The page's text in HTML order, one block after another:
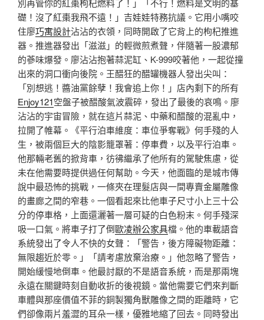
別再管你的紅棗枸杞燃料了！」「不行！燃料是文明的基
礎！沒了紅棗我飛不遠！」吉娃娃特務抗議。它用小嘴咬
住廖巧寓設計沾沾的衣領，同時開啟了它背上的枸杞推進
器。推進器發出「滋滋」的輕微煎煮聲，伴隨著一股濃郁
的蔘味爆發。廖沾沾抱著蒜泥缸、K-999咬著他，一起從撞
出來的洞口衝向後院。王醋狂的醋罐機器人發出尖叫：
「別想逃！醬油黨餘孽！我會追上你！」店內剩下的所有
Enjoy121空盤子被醋酸氣波震碎，發出了最後的哀鳴。廖
沾沾的宇宙冒險，就在這片蒜泥、中藥和醋酸的混亂中，
拉開了帷幕。《平行泊車維度：車位爭奪戰》何手殘的人
生，被兩個巨大的陰影籠罩著：停車費，以及平行泊車。
他那輛老舊的掀背車，彷彿繼承了他所有的駕駛焦慮，從
未在他需要時提供過任何幫助。今天，他面臨的是城市傳
說中最恐怖的挑戰，一條夾在理髮店與一間專賣金屬雕像
的畫廊之間的窄巷。一個看起來比他車子尺寸小上三十公
分的停車格，上面還灑著一層可疑的白色粉末。何手殘深
吸一口氣。將車子打了倒歐凌辦公家具檔。他的車載語音
系統發出了令人不快的女聲：「警告，後方障礙物距離：
無限趨近於零。」「請考慮放棄治療。」他忽略了警告，
開始緩慢地倒車。他最討厭的不是語音系統，而是那兩塊
永遠在關鍵時刻自動收折的後視鏡。當他需要它們來判斷
車體與那座價值不菲的銅製獨角獸雕像之間的距離時，它
們卻像兩片羞澀的耳朵一樣，優雅地縮了回去。同時發出